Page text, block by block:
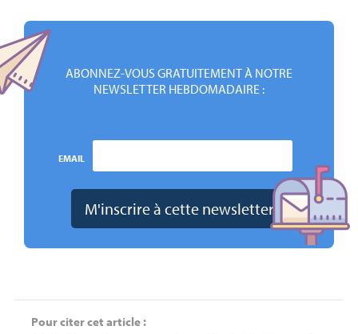
ABONNEZ-VOUS GRATUITEMENT À NOTRE
NEWSLETTER HEBDOMADAIRE :
EMAIL
Pour citer cet article :